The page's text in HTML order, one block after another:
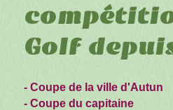
Golf
- Coupe de la ville d'Autun
- Coupe du capitaine